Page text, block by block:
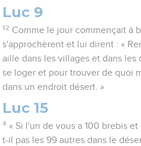
Luc 9
12 Comme le jour commençait à
s'approchèrent et lui dirent : «
aille dans les villages et dans les
se loger et pour trouver de quoi
dans un endroit désert. »
Luc 15
4 « Si l'un de vous a 100 brebis
t-il pas les 99 autres dans le